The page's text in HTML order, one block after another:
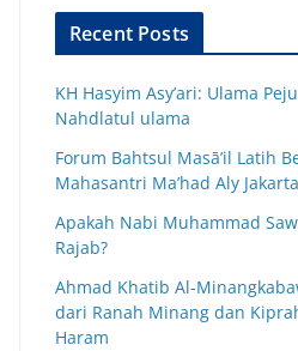
Recent Posts
KH Hasyim Asy’ari: Ulama
Nahdlatul ulama
Forum Bahtsul Masā’il Latih
Mahasantri Ma’had Aly
Apakah Nabi Muhammad
Rajab?
Ahmad Khatib Al-
dari Ranah Minang dan
Haram